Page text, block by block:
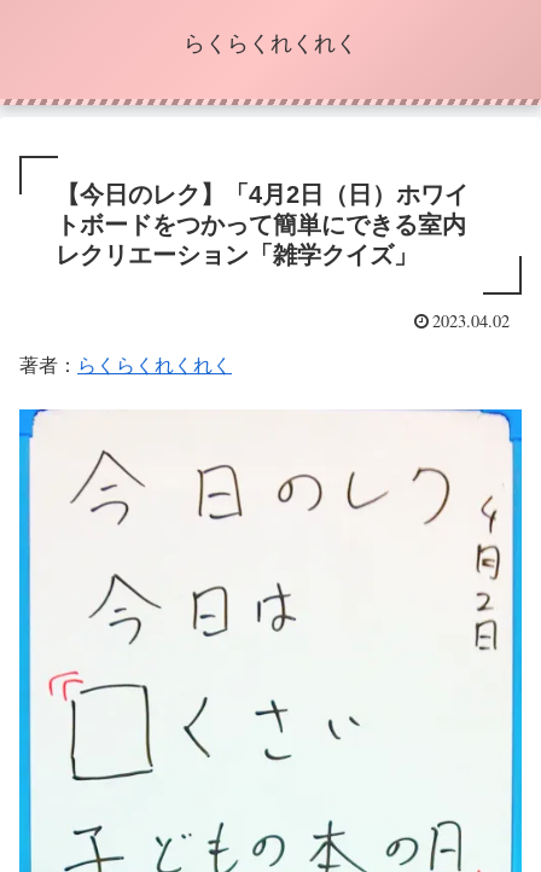
らくらくれくれく
【今日のレク】「4月2日（日）ホワイ
トボードをつかって簡単にできる室内
レクリエーション「雑学クイズ」
2023.04.02
著者： らくらくれくれく